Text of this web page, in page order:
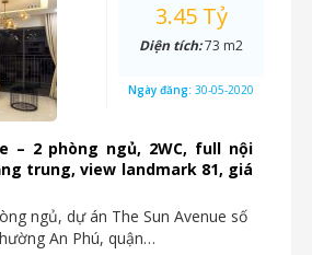
– 2 phòng ngủ, 2WC, full nội
trung, view landmark 81, giá
ngủ, dự án The Sun Avenue số
An Phú, quận…
3.45 Tỷ
Diện tích:73 m2
Ngày đăng: 30-05-2020